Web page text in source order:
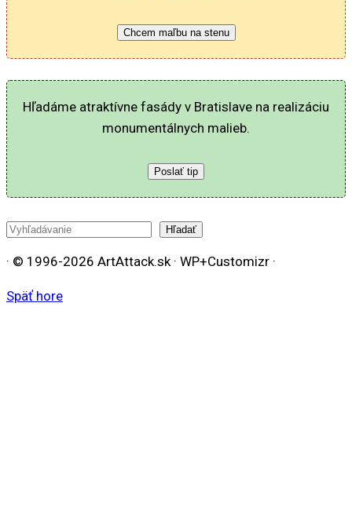
Chcem maľbu na stenu
Hľadáme atraktívne fasády v Bratislave na realizáciu
monumentálnych malieb.
Poslať tip
Hľadať Hľadať
· © 1996-2026 ArtAttack.sk · WP+Customizr ·
Späť hore